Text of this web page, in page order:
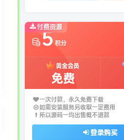
付费资源
5 积分
黄金会员
免费
一次付款，永久免费下载
如需安装服务另收取一定费用
所以源码一均出售概不退款
登录购买